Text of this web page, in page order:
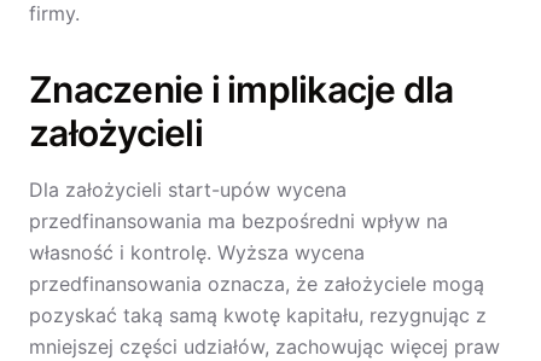
firmy.
Znaczenie i implikacje dla
założycieli
Dla założycieli start-upów wycena
przedfinansowania ma bezpośredni wpływ na
własność i kontrolę. Wyższa wycena
przedfinansowania oznacza, że założyciele mogą
pozyskać taką samą kwotę kapitału, rezygnując z
mniejszej części udziałów, zachowując więcej praw